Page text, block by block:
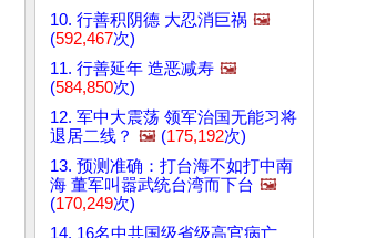
10. 行善积阴德 大忍消巨祸 🖼️
(592,467次)
11. 行善延年 造恶减寿 🖼️
(584,850次)
12. 军中大震荡 领军治国无能习将
退居二线？ 🖼️ (175,192次)
13. 预测准确：打台海不如打中南
海 董军叫嚣武统台湾而下台 🖼️
(170,249次)
14. 16名中共国级省级高官病亡